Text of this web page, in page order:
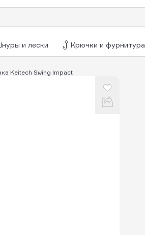
и лески Крючки и фурнитура
Keitech Swing Impact